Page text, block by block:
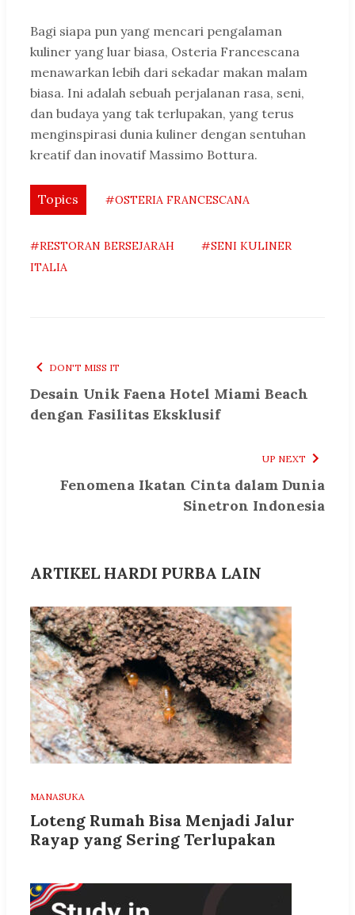
Bagi siapa pun yang mencari pengalaman
kuliner yang luar biasa, Osteria Francescana
menawarkan lebih dari sekadar makan malam
biasa. Ini adalah sebuah perjalanan rasa, seni,
dan budaya yang tak terlupakan, yang terus
menginspirasi dunia kuliner dengan sentuhan
kreatif dan inovatif Massimo Bottura.
Topics #OSTERIA FRANCESCANA
#RESTORAN BERSEJARAH
#SENI KULINER
ITALIA
DON'T MISS IT
Desain Unik Faena Hotel Miami Beach
dengan Fasilitas Eksklusif
UP NEXT
Fenomena Ikatan Cinta dalam Dunia
Sinetron Indonesia
ARTIKEL HARDI PURBA LAIN
MANASUKA
Loteng Rumah Bisa Menjadi Jalur
Rayap yang Sering Terlupakan